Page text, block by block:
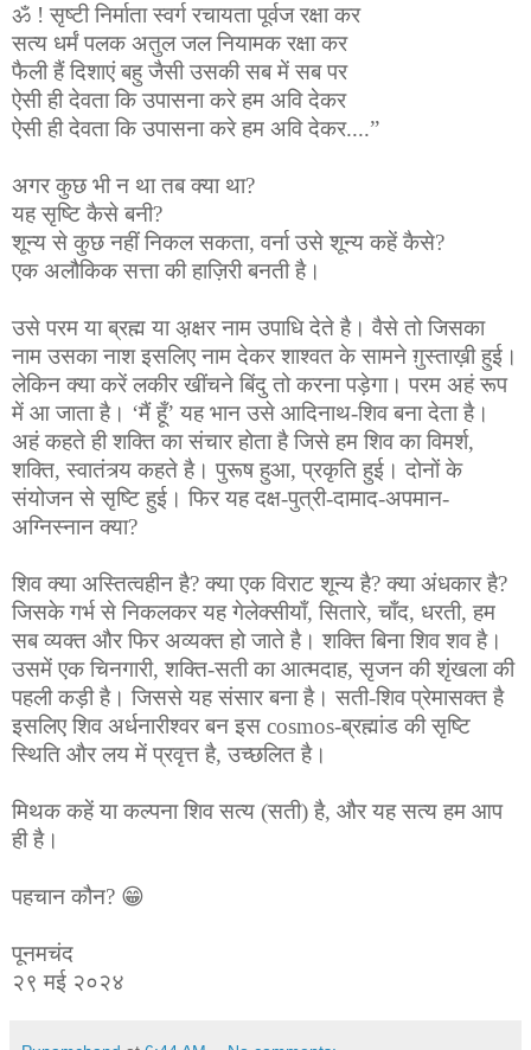
ॐ ! सृष्टी निर्माता स्वर्ग रचायता पूर्वज रक्षा कर
सत्य धर्मं पलक अतुल जल नियामक रक्षा कर
फैली हैं दिशाएं बहु जैसी उसकी सब में सब पर
ऐसी ही देवता कि उपासना करे हम अवि देकर
ऐसी ही देवता कि उपासना करे हम अवि देकर....”
अगर कुछ भी न था तब क्या था?
यह सृष्टि कैसे बनी?
शून्य से कुछ नहीं निकल सकता, वर्ना उसे शून्य कहें कैसे?
एक अलौकिक सत्ता की हाज़िरी बनती है।
उसे परम या ब्रह्म या अ़क्षर नाम उपाधि देते है। वैसे तो जिसका
नाम उसका नाश इसलिए नाम देकर शाश्वत के सामने ग़ुस्ताख़ी हुई।
लेकिन क्या करें लकीर खींचने बिंदु तो करना पड़ेगा। परम अहं रूप
में आ जाता है। ‘मैं हूँ’ यह भान उसे आदिनाथ-शिव बना देता है।
अहं कहते ही शक्ति का संचार होता है जिसे हम शिव का विमर्श,
शक्ति, स्वातंत्र्य कहते है। पुरूष हुआ, प्रकृति हुई। दोनों के
संयोजन से सृष्टि हुई। फिर यह दक्ष-पुत्री-दामाद-अपमान-
अग्निस्नान क्या?
शिव क्या अस्तित्वहीन है? क्या एक विराट शून्य है? क्या अंधकार है?
जिसके गर्भ से निकलकर यह गेलेक्सीयाँ, सितारे, चाँद, धरती, हम
सब व्यक्त और फिर अव्यक्त हो जाते है। शक्ति बिना शिव शव है।
उसमें एक चिनगारी, शक्ति-सती का आत्मदाह, सृजन की शृंखला की
पहली कड़ी है। जिससे यह संसार बना है। सती-शिव प्रेमासक्त है
इसलिए शिव अर्धनारीश्वर बन इस cosmos-ब्रह्मांड की सृष्टि
स्थिति और लय में प्रवृत्त है, उच्छलित है।
मिथक कहें या कल्पना शिव सत्य (सती) है, और यह सत्य हम आप
ही है।
पहचान कौन? 😁
पूनमचंद
२९ मई २०२४